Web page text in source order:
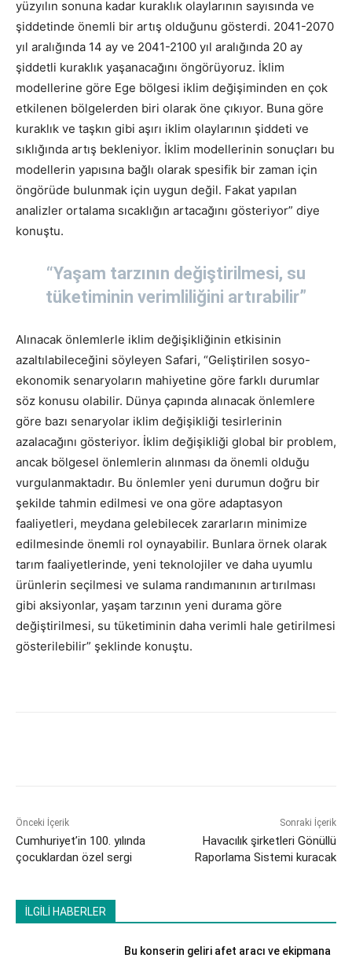
yüzyılın sonuna kadar kuraklık olaylarının sayısında ve
şiddetinde önemli bir artış olduğunu gösterdi. 2041-2070
yıl aralığında 14 ay ve 2041-2100 yıl aralığında 20 ay
şiddetli kuraklık yaşanacağını öngörüyoruz. İklim
modellerine göre Ege bölgesi iklim değişiminden en çok
etkilenen bölgelerden biri olarak öne çıkıyor. Buna göre
kuraklık ve taşkın gibi aşırı iklim olaylarının şiddeti ve
sıklığında artış bekleniyor. İklim modellerinin sonuçları bu
modellerin yapısına bağlı olarak spesifik bir zaman için
öngörüde bulunmak için uygun değil. Fakat yapılan
analizler ortalama sıcaklığın artacağını gösteriyor” diye
konuştu.
“Yaşam tarzının değiştirilmesi, su
tüketiminin verimliliğini artırabilir”
Alınacak önlemlerle iklim değişikliğinin etkisinin
azaltılabileceğini söyleyen Safari, “Geliştirilen sosyo-
ekonomik senaryoların mahiyetine göre farklı durumlar
söz konusu olabilir. Dünya çapında alınacak önlemlere
göre bazı senaryolar iklim değişikliği tesirlerinin
azalacağını gösteriyor. İklim değişikliği global bir problem,
ancak bölgesel önlemlerin alınması da önemli olduğu
vurgulanmaktadır. Bu önlemler yeni durumun doğru bir
şekilde tahmin edilmesi ve ona göre adaptasyon
faaliyetleri, meydana gelebilecek zararların minimize
edilmesinde önemli rol oynayabilir. Bunlara örnek olarak
tarım faaliyetlerinde, yeni teknolojiler ve daha uyumlu
ürünlerin seçilmesi ve sulama randımanının artırılması
gibi aksiyonlar, yaşam tarzının yeni durama göre
değiştirilmesi, su tüketiminin daha verimli hale getirilmesi
gösterilebilir” şeklinde konuştu.
Önceki İçerik
Cumhuriyet’in 100. yılında
çocuklardan özel sergi
Sonraki İçerik
Havacılık şirketleri Gönüllü
Raporlama Sistemi kuracak
İLGİLİ HABERLER
Bu konserin geliri afet aracı ve ekipmana